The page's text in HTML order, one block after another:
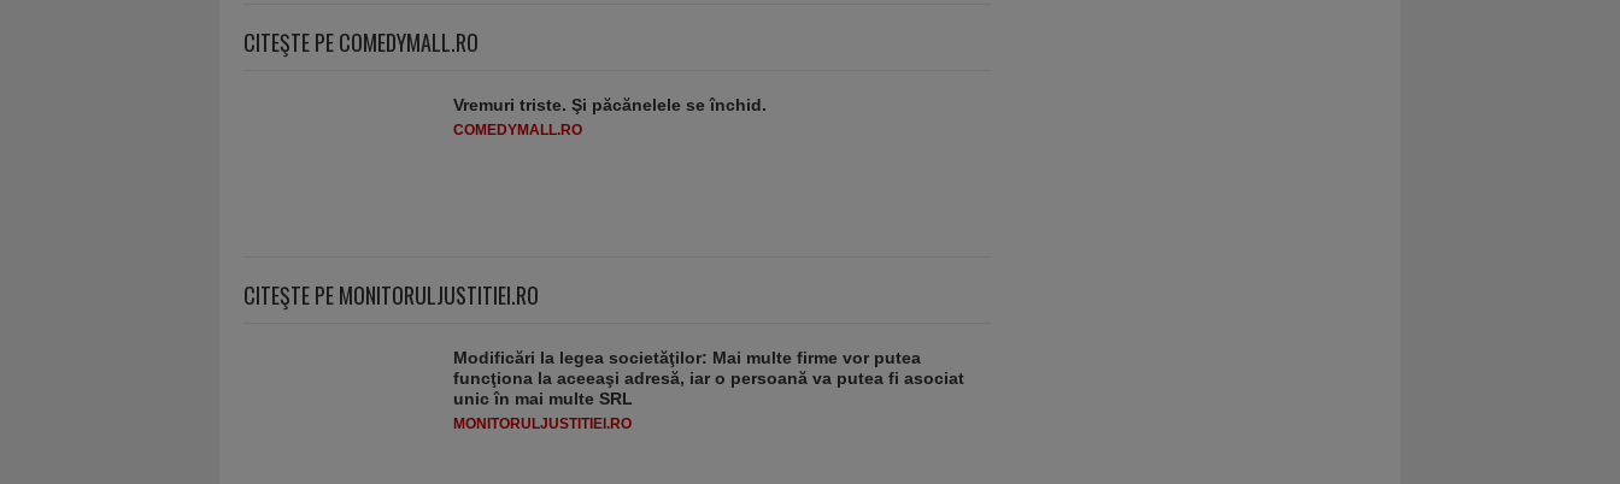
CITEŞTE PE COMEDYMALL.RO
Vremuri triste. Şi păcănelele se închid.
COMEDYMALL.RO
CITEŞTE PE MONITORULJUSTITIEI.RO
Modificări la legea societăţilor: Mai multe firme vor putea
funcţiona la aceeaşi adresă, iar o persoană va putea fi asociat
unic în mai multe SRL
MONITORULJUSTITIEI.RO